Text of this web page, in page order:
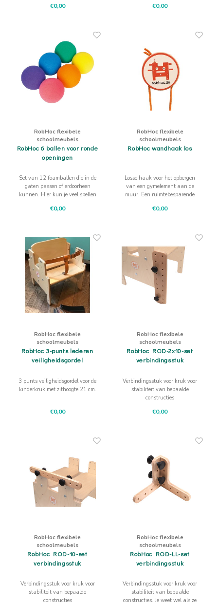
€0,00
gymelementen
€0,00
RobHoc flexibele
schoolmeubels
RobHoc 6 ballen voor ronde
openingen
Set van 12 foamballen die in de
gaten passen of erdoorheen
kunnen. Hier kun je veel spellen
€0,00
RobHoc flexibele
schoolmeubels
RobHoc wandhaak los
Losse haak voor het opbergen
van een gymelement aan de
muur. Een ruimtebesparende
staat in de ruimte.
€0,00
RobHoc flexibele
schoolmeubels
RobHoc 3-punts lederen
veiligheidsgordel
3 punts veiligheidsgordel voor de
kinderkruk met zithoogte 21 cm.
€0,00
RobHoc flexibele
schoolmeubels
RobHoc ROD-2x10-set
verbindingsstuk
Verbindingsstuk voor kruk voor
stabiliteit van bepaalde
constructies
€0,00
RobHoc flexibele
schoolmeubels
RobHoc ROD-10-set
verbindingsstuk
Verbindingsstuk voor kruk voor
stabiliteit van bepaalde
constructies
RobHoc flexibele
schoolmeubels
RobHoc ROD-LL-set
verbindingsstuk
Verbindingsstuk voor kruk voor
stabiliteit van bepaalde
constructies. Je weet wel als ze